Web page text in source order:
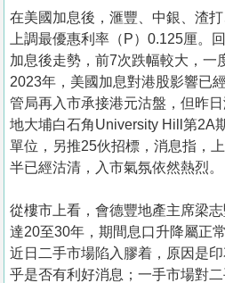
在美國加息後，滙豐、中銀、渣
上調最優惠利率（P）0.125厘。
加息後走勢，前7次跌幅較大，一
2023年，美國加息對港股影響已
管局再入市承接港元沽盤，但昨
地大埔白石角University Hill第2A
單位，另推25伙招標，消息指，
半已經沽清，入市氣氛依然熱烈。
從樓市上看，會德豐地產主席梁
達20至30年，期間息口升降屬正
近日二手市場陷入膠着，原因是
乎是否有利好消息；一手市場對